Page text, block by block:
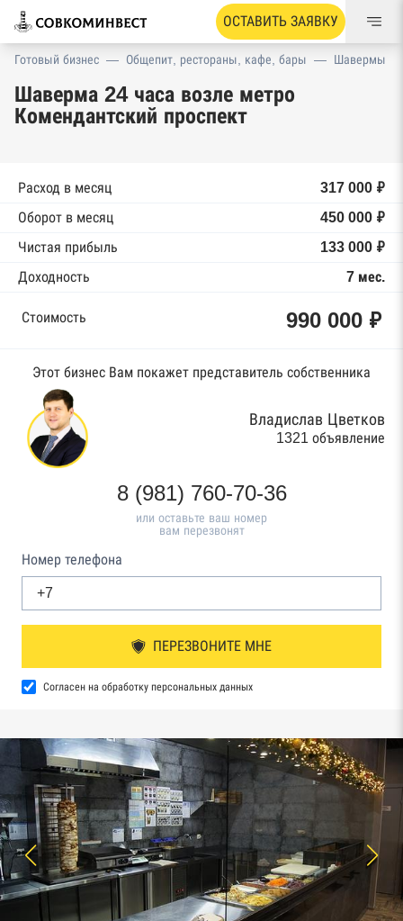
ОСТАВИТЬ ЗАЯВКУ
Готовый бизнес — Общепит, рестораны, кафе, бары — Шавермы
Шаверма 24 часа возле метро
Комендантский проспект
Расход в месяц
317 000 ₽
Оборот в месяц
450 000 ₽
Чистая прибыль
133 000 ₽
Доходность
7 мес.
Стоимость 990 000 ₽
Этот бизнес Вам покажет представитель собственника
Владислав Цветков
1321 объявление
8 (981) 760-70-36
или оставьте ваш номер
вам перезвонят
Номер телефона
ПЕРЕЗВОНИТЕ МНЕ
Согласен на обработку персональных данных